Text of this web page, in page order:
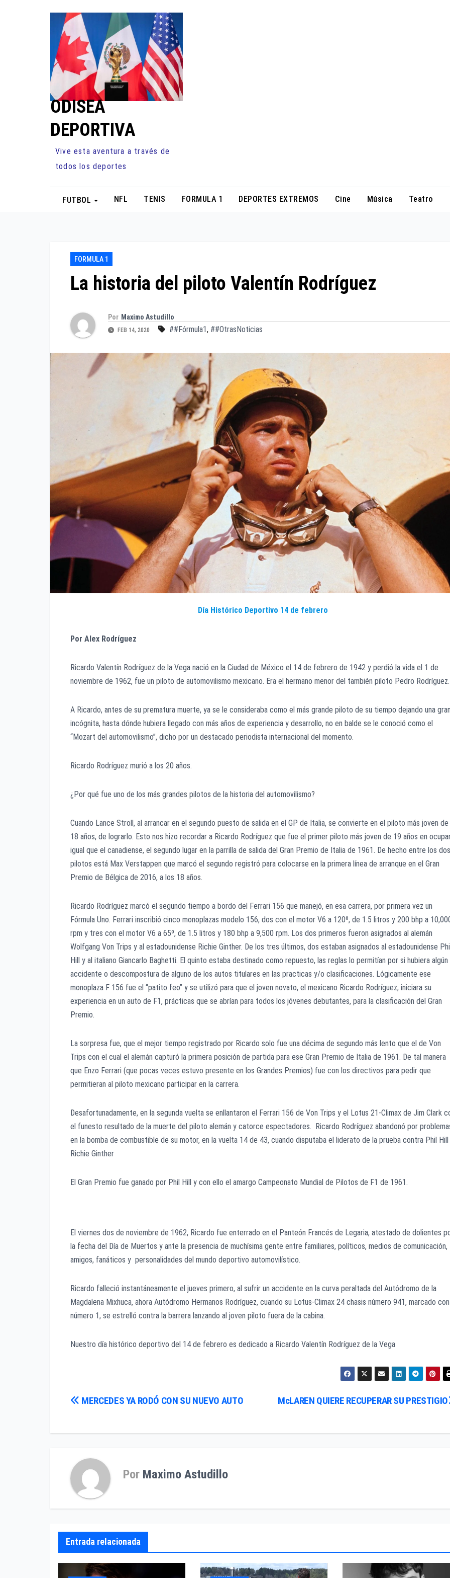
ODISEA
DEPORTIVA
Vive esta aventura a través de
todos los deportes
FUTBOL NFL TENIS FORMULA 1 DEPORTES EXTREMOS Cine Música Teatro
FORMULA 1
La historia del piloto Valentín Rodríguez
Por Maximo Astudillo
FEB 14, 2020 ##Fórmula1, ##OtrasNoticias
Día Histórico Deportivo 14 de febrero
Por Alex Rodríguez
Ricardo Valentín Rodríguez de la Vega nació en la Ciudad de México el 14 de febrero de 1942 y perdió la vida el 1 de
noviembre de 1962, fue un piloto de automovilismo mexicano. Era el hermano menor del también piloto Pedro Rodríguez.
A Ricardo, antes de su prematura muerte, ya se le consideraba como el más grande piloto de su tiempo dejando una gran
incógnita, hasta dónde hubiera llegado con más años de experiencia y desarrollo, no en balde se le conoció como el
“Mozart del automovilismo”, dicho por un destacado periodista internacional del momento.
Ricardo Rodríguez murió a los 20 años.
¿Por qué fue uno de los más grandes pilotos de la historia del automovilismo?
Cuando Lance Stroll, al arrancar en el segundo puesto de salida en el GP de Italia, se convierte en el piloto más joven de
18 años, de lograrlo. Esto nos hizo recordar a Ricardo Rodríguez que fue el primer piloto más joven de 19 años en
igual que el canadiense, el segundo lugar en la parrilla de salida del Gran Premio de Italia de 1961. De hecho entre los dos
pilotos está Max Verstappen que marcó el segundo registró para colocarse en la primera línea de arranque en el Gran
Premio de Bélgica de 2016, a los 18 años.
Ricardo Rodríguez marcó el segundo tiempo a bordo del Ferrari 156 que manejó, en esa carrera, por primera vez un
Fórmula Uno. Ferrari inscribió cinco monoplazas modelo 156, dos con el motor V6 a 120º, de 1.5 litros y 200 bhp a
rpm y tres con el motor V6 a 65º, de 1.5 litros y 180 bhp a 9,500 rpm. Los dos primeros fueron asignados al alemán
Wolfgang Von Trips y al estadounidense Richie Ginther. De los tres últimos, dos estaban asignados al estadounidense Phil
Hill y al italiano Giancarlo Baghetti. El quinto estaba destinado como repuesto, las reglas lo permitían por si hubiera algún
accidente o descompostura de alguno de los autos titulares en las practicas y/o clasificaciones. Lógicamente ese
monoplaza F 156 fue el “patito feo” y se utilizó para que el joven novato, el mexicano Ricardo Rodríguez, iniciara su
experiencia en un auto de F1, prácticas que se abrían para todos los jóvenes debutantes, para la clasificación del Gran
Premio.
La sorpresa fue, que el mejor tiempo registrado por Ricardo solo fue una décima de segundo más lento que el de Von
Trips con el cual el alemán capturó la primera posición de partida para ese Gran Premio de Italia de 1961. De tal manera
que Enzo Ferrari (que pocas veces estuvo presente en los Grandes Premios) fue con los directivos para pedir que
permitieran al piloto mexicano participar en la carrera.
Desafortunadamente, en la segunda vuelta se enllantaron el Ferrari 156 de Von Trips y el Lotus 21-Climax de Jim Clark
el funesto resultado de la muerte del piloto alemán y catorce espectadores. Ricardo Rodríguez abandonó por
en la bomba de combustible de su motor, en la vuelta 14 de 43, cuando disputaba el liderato de la prueba contra Phil
Richie Ginther
El Gran Premio fue ganado por Phil Hill y con ello el amargo Campeonato Mundial de Pilotos de F1 de 1961.
El viernes dos de noviembre de 1962, Ricardo fue enterrado en el Panteón Francés de Legaria, atestado de dolientes
la fecha del Día de Muertos y ante la presencia de muchísima gente entre familiares, políticos, medios de comunicación,
amigos, fanáticos y personalidades del mundo deportivo automovilístico.
Ricardo falleció instantáneamente el jueves primero, al sufrir un accidente en la curva peraltada del Autódromo de la
Magdalena Mixhuca, ahora Autódromo Hermanos Rodríguez, cuando su Lotus-Climax 24 chasis número 941, marcado con
número 1, se estrelló contra la barrera lanzando al joven piloto fuera de la cabina.
Nuestro día histórico deportivo del 14 de febrero es dedicado a Ricardo Valentín Rodríguez de la Vega
Navegación
McLAREN QUIERE RECUPERAR SU PRESTIGIO
MERCEDES YA RODÓ CON SU NUEVO AUTO
Por Maximo Astudillo
Entrada relacionada